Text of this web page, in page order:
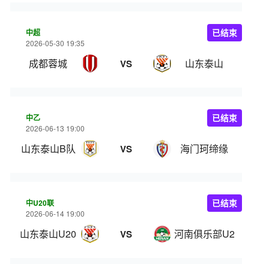
中超
2026-05-30 19:35
成都蓉城 VS 山东泰山
已结束
中乙
2026-06-13 19:00
山东泰山B队 VS 海门珂缔缘
已结束
中U20联
2026-06-14 19:00
山东泰山U20 VS 河南俱乐部U20
已结束